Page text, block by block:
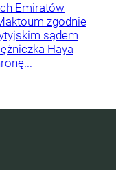
Emiratów
zgodnie
sądem
Haya